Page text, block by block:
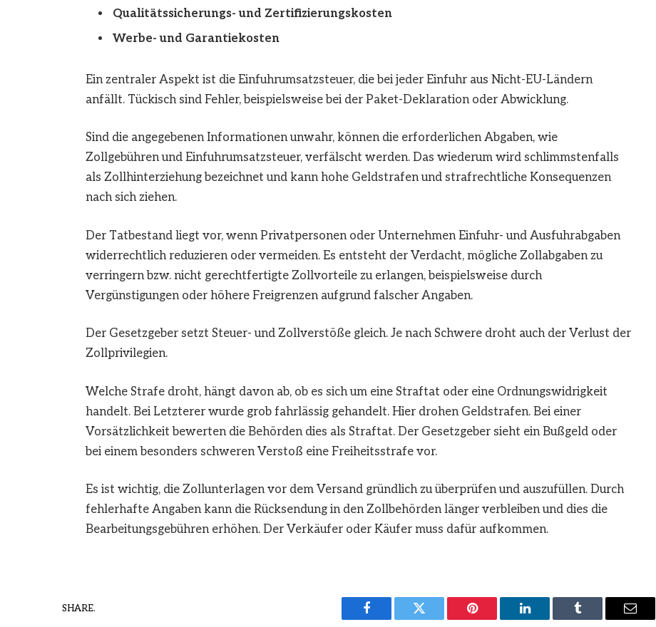
Qualitätssicherungs- und Zertifizierungskosten
Werbe- und Garantiekosten
Ein zentraler Aspekt ist die Einfuhrumsatzsteuer, die bei jeder Einfuhr aus Nicht-EU-Ländern
anfällt. Tückisch sind Fehler, beispielsweise bei der Paket-Deklaration oder Abwicklung.
Sind die angegebenen Informationen unwahr, können die erforderlichen Abgaben, wie
Zollgebühren und Einfuhrumsatzsteuer, verfälscht werden. Das wiederum wird schlimmstenfalls
als Zollhinterziehung bezeichnet und kann hohe Geldstrafen und strafrechtliche Konsequenzen
nach sich ziehen.
Der Tatbestand liegt vor, wenn Privatpersonen oder Unternehmen Einfuhr- und Ausfuhrabgaben
widerrechtlich reduzieren oder vermeiden. Es entsteht der Verdacht, mögliche Zollabgaben zu
verringern bzw. nicht gerechtfertigte Zollvorteile zu erlangen, beispielsweise durch
Vergünstigungen oder höhere Freigrenzen aufgrund falscher Angaben.
Der Gesetzgeber setzt Steuer- und Zollverstöße gleich. Je nach Schwere droht auch der Verlust der
Zollprivilegien.
Welche Strafe droht, hängt davon ab, ob es sich um eine Straftat oder eine Ordnungswidrigkeit
handelt. Bei Letzterer wurde grob fahrlässig gehandelt. Hier drohen Geldstrafen. Bei einer
Vorsätzlichkeit bewerten die Behörden dies als Straftat. Der Gesetzgeber sieht ein Bußgeld oder
bei einem besonders schweren Verstoß eine Freiheitsstrafe vor.
Es ist wichtig, die Zollunterlagen vor dem Versand gründlich zu überprüfen und auszufüllen. Durch
fehlerhafte Angaben kann die Rücksendung in den Zollbehörden länger verbleiben und dies die
Bearbeitungsgebühren erhöhen. Der Verkäufer oder Käufer muss dafür aufkommen.
SHARE.
Facebook Twitter Pinterest LinkedIn Tumblr Email